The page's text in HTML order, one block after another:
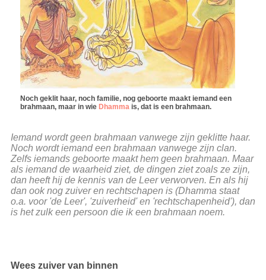
Noch geklit haar, noch familie, nog geboorte maakt iemand een
brahmaan, maar in wie Dhamma is, dat is een brahmaan.
Iemand wordt geen brahmaan vanwege zijn geklitte haar.
Noch wordt iemand een brahmaan vanwege zijn clan.
Zelfs iemands geboorte maakt hem geen brahmaan. Maar
als iemand de waarheid ziet, de dingen ziet zoals ze zijn,
dan heeft hij de kennis van de Leer verworven. En als hij
dan ook nog zuiver en rechtschapen is (Dhamma staat
o.a. voor 'de Leer', 'zuiverheid' en 'rechtschapenheid'), dan
is het zulk een persoon die ik een brahmaan noem.
Wees zuiver van binnen